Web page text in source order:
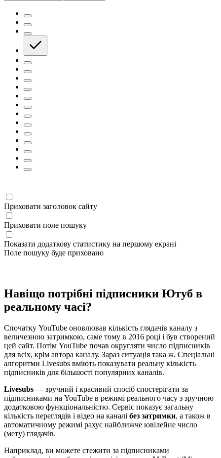
Приховати заголовок сайту
Приховати поле пошуку
Показати додаткову статистику на першому екрані
Поле пошуку буде приховано
Навіщо потрібні підписники Ютуб в
реальному часі?
Спочатку YouTube оновлював кількість глядачів каналу з
величезною затримкою, саме тому в 2016 році і був створений
цей сайт. Потім YouTube почав округляти число підписників
для всіх, крім автора каналу. Зараз ситуація така ж. Спеціальні
алгоритми Livesubs вміють показувати реальну кількість
підписників для більшості популярних каналів.
Livesubs — зручний і красивий спосіб спостерігати за
підписниками на YouTube в режимі реального часу з зручною
додатковою функціональністю. Сервіс показує загальну
кількість переглядів і відео на каналі без затримки, а також в
автоматичному режимі рахує найближче ювілейне число
(мету) глядачів.
Наприклад, ви можете стежити за підписниками